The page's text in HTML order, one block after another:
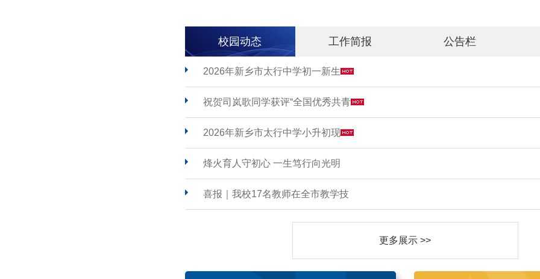
校园动态 工作简报 公告栏
2026年新乡市太行中学初一新生
祝贺司岚歌同学获评“全国优秀共青
2026年新乡市太行中学小升初现
烽火育人守初心 一生笃行向光明
喜报｜我校17名教师在全市教学技
更多展示 >>